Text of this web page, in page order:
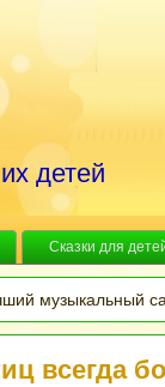
детей
Сказки для
музыкальный
всегда